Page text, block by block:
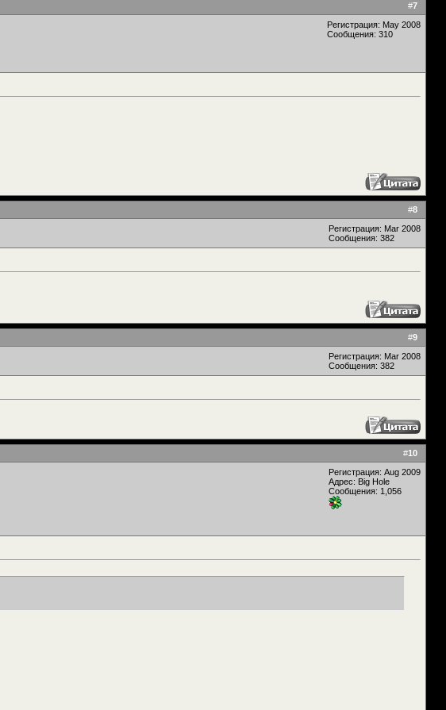
#7
Регистрация: May 2008
Сообщения: 310
#8
Регистрация: Mar 2008
Сообщения: 382
#9
Регистрация: Mar 2008
Сообщения: 382
#10
Регистрация: Aug 2009
Адрес: Big Hole
Сообщения: 1,056